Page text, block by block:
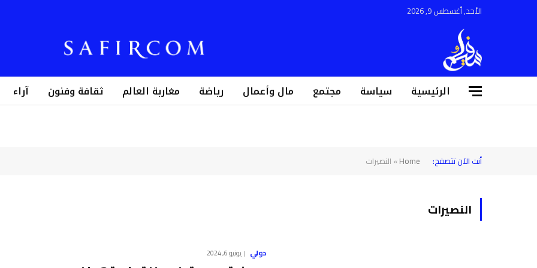
الأحد, أغسطس 9, 2026
الرئيسية سياسة مجتمع مال وأعمال رياضة مغاربة العالم ثقافة وفنون آراء
أنت الآن تتصفح: Home
» النصيرات
النصيرات
دولي يونيو 6, 2024